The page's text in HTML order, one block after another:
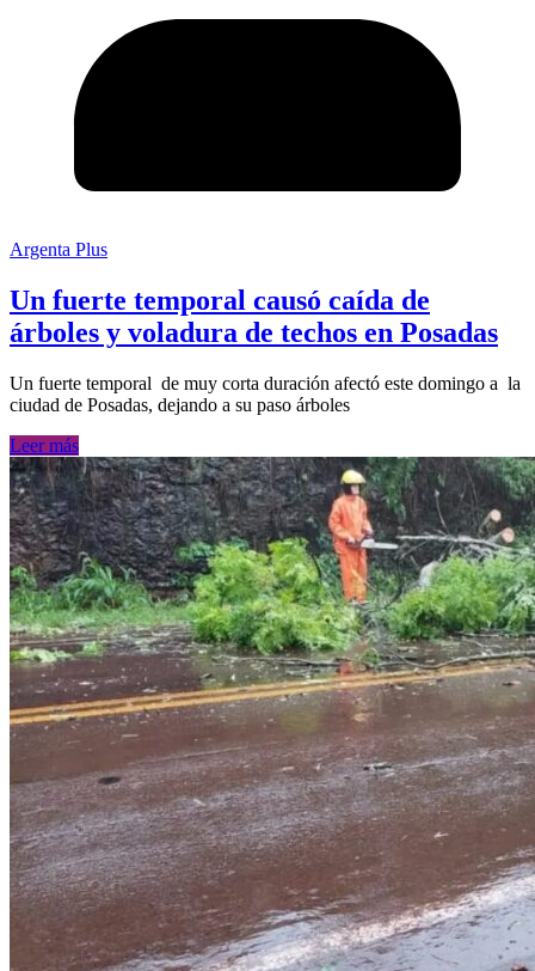
Argenta Plus
Un fuerte temporal causó caída de
árboles y voladura de techos en Posadas
Un fuerte temporal de muy corta duración afectó este domingo a la
ciudad de Posadas, dejando a su paso árboles
Leer más